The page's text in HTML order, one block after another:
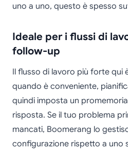
uno a uno, questo è spesso
Ideale per i flussi di
follow-up
Il flusso di lavoro più forte qui
quando è conveniente,
quindi imposta un
risposta. Se il tuo problema
mancati, Boomerang lo
configurazione rispetto a uno